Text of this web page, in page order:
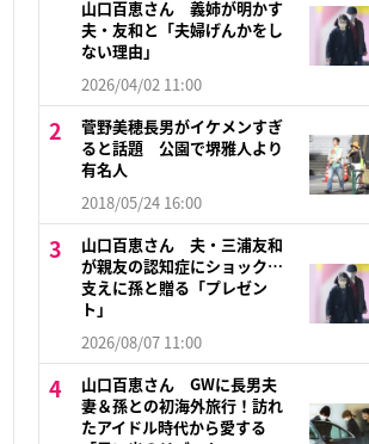
山口百恵さん 義姉が明かす
夫・友和と「夫婦げんかをし
ない理由」
2026/04/02 11:00
菅野美穂長男がイケメンすぎ
ると話題 公園で堺雅人より
有名人
2018/05/24 16:00
山口百恵さん 夫・三浦友和
が親友の認知症にショック…
支えに孫と贈る「プレゼン
ト」
2026/08/07 11:00
山口百恵さん GWに長男夫
妻＆孫との初海外旅行！訪れ
たアイドル時代から愛する